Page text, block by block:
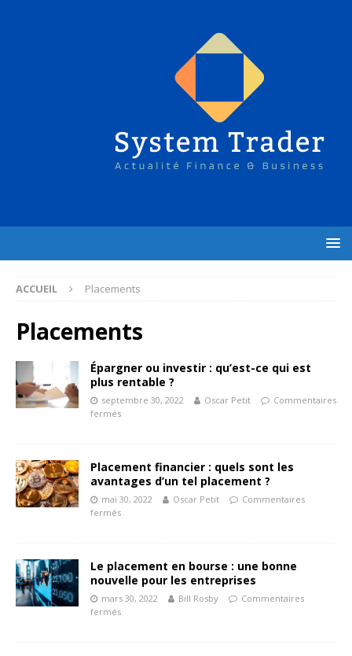
ACCUEIL Placements
Placements
Épargner ou investir : qu’est-ce qui est
plus rentable ?
septembre 30, 2022 Oscar Petit
Commentaires
fermés
Placement financier : quels sont les
avantages d’un tel placement ?
mai 30, 2022 Oscar Petit
Commentaires
fermés
Le placement en bourse : une bonne
nouvelle pour les entreprises
mars 30, 2022 Bill Rosby
Commentaires
fermés